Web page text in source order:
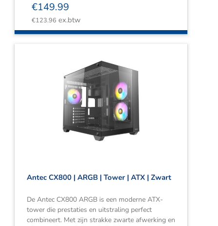
€149.99
€123.96 ex.btw
Antec CX800 | ARGB | Tower | ATX | Zwart
De Antec CX800 ARGB is een moderne ATX-
tower die prestaties en uitstraling perfect
combineert. Met zijn strakke zwarte afwerking en